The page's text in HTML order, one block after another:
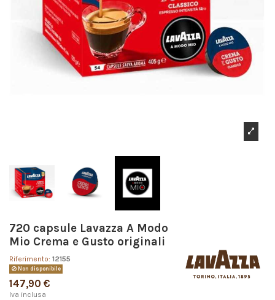
720 capsule Lavazza A Modo
Mio Crema e Gusto originali
Riferimento: 12155
Non disponibile
147,90 €
Iva inclusa